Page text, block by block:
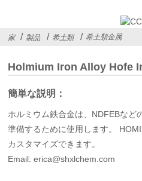
家 製品 希土類 希土類金属
Holmium Iron Alloy Hofe
簡単な説明：
ホルミウム鉄合金は、NDFEBなど
準備するために使用します。
カスタマイズできます。
Email: erica@shxlchem.com